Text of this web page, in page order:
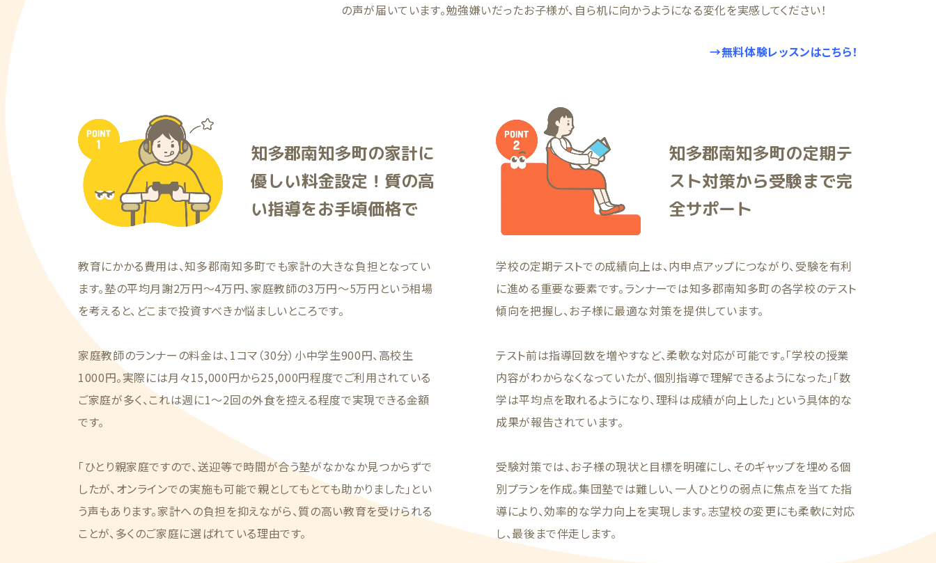
の声が届いています。勉強嫌いだったお子様が、自ら机に向かうようになる変化を実感してください！
→無料体験レッスンはこちら！
知多郡南知多町の家計に
優しい料金設定！質の高
い指導をお手頃価格で
教育にかかる費用は、知多郡南知多町でも家計の大きな負担となってい
ます。塾の平均月謝2万円〜4万円、家庭教師の3万円〜5万円という相場
を考えると、どこまで投資すべきか悩ましいところです。
家庭教師のランナーの料金は、1コマ（30分）小中学生900円、高校生
1000円。実際には月々15,000円から25,000円程度でご利用されている
ご家庭が多く、これは週に1〜2回の外食を控える程度で実現できる金額
です。
「ひとり親家庭ですので、送迎等で時間が合う塾がなかなか見つからずで
したが、オンラインでの実施も可能で親としてもとても助かりました」とい
う声もあります。家計への負担を抑えながら、質の高い教育を受けられる
ことが、多くのご家庭に選ばれている理由です。
知多郡南知多町の定期テ
スト対策から受験まで完
全サポート
学校の定期テストでの成績向上は、内申点アップにつながり、受験を有利
に進める重要な要素です。ランナーでは知多郡南知多町の各学校のテスト
傾向を把握し、お子様に最適な対策を提供しています。
テスト前は指導回数を増やすなど、柔軟な対応が可能です。「学校の授業
内容がわからなくなっていたが、個別指導で理解できるようになった」「数
学は平均点を取れるようになり、理科は成績が向上した」という具体的な
成果が報告されています。
受験対策では、お子様の現状と目標を明確にし、そのギャップを埋める個
別プランを作成。集団塾では難しい、一人ひとりの弱点に焦点を当てた指
導により、効率的な学力向上を実現します。志望校の変更にも柔軟に対応
し、最後まで伴走します。